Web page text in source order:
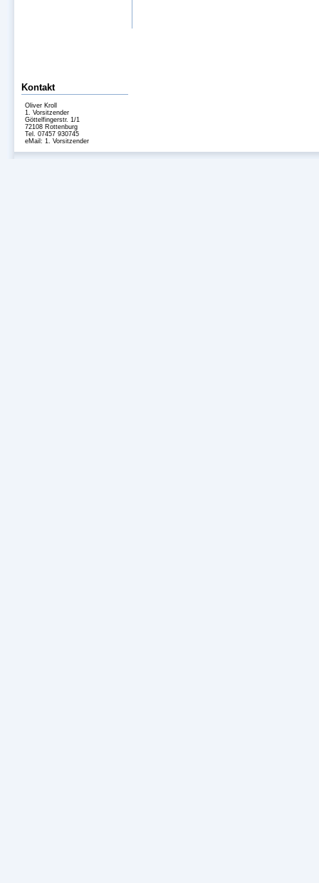
Kontakt
Oliver Kroll
1. Vorsitzender
Göttelfingerstr. 1/1
72108 Rottenburg
Tel. 07457 930745
eMail: 1. Vorsitzender